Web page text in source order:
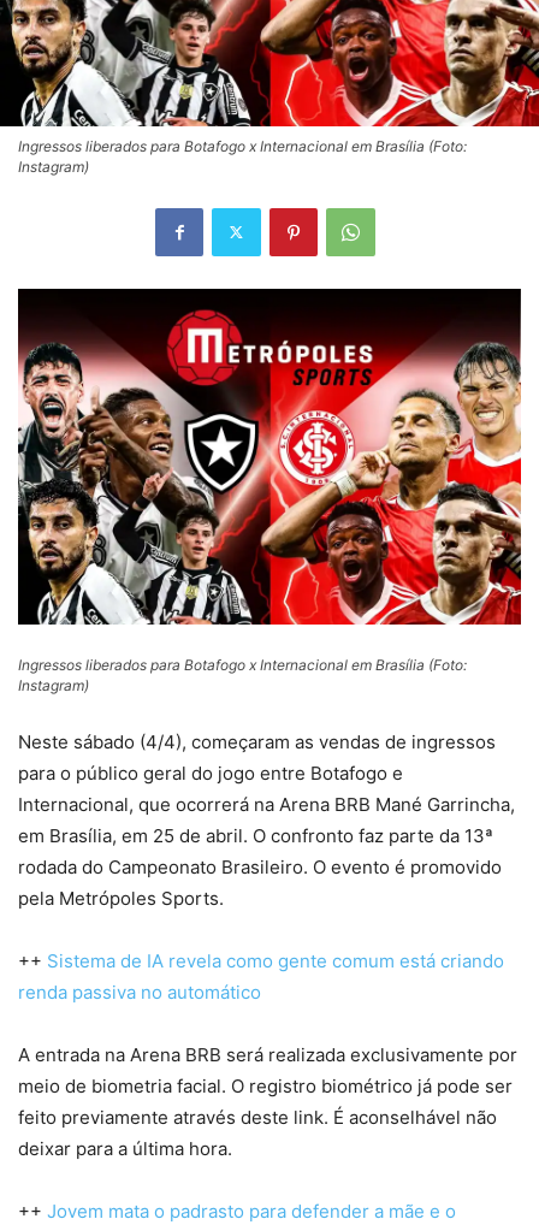
Ingressos liberados para Botafogo x Internacional em Brasília (Foto:
Instagram)
Ingressos liberados para Botafogo x Internacional em Brasília (Foto:
Instagram)
Neste sábado (4/4), começaram as vendas de ingressos
para o público geral do jogo entre Botafogo e
Internacional, que ocorrerá na Arena BRB Mané Garrincha,
em Brasília, em 25 de abril. O confronto faz parte da 13ª
rodada do Campeonato Brasileiro. O evento é promovido
pela Metrópoles Sports.
++ Sistema de IA revela como gente comum está criando
renda passiva no automático
A entrada na Arena BRB será realizada exclusivamente por
meio de biometria facial. O registro biométrico já pode ser
feito previamente através deste link. É aconselhável não
deixar para a última hora.
++ Jovem mata o padrasto para defender a mãe e o